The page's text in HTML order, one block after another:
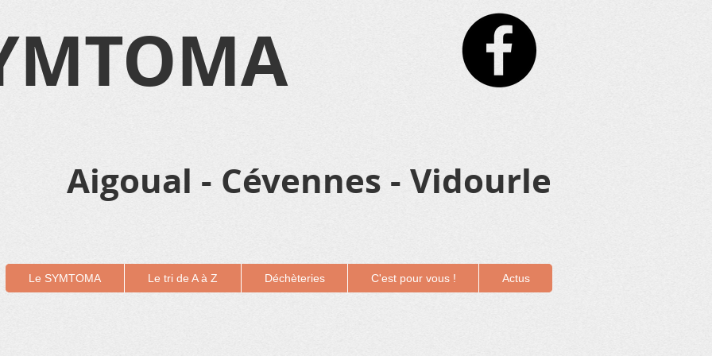
Aigoual - Cévennes - Vidourle
Le SYMTOMA Le tri de A à Z Déchèteries C'est pour vous ! Actus